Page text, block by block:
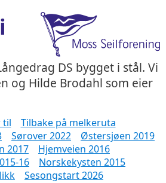
DS bygget i stål. Vi
og Hilde Brodahl som eier
til
Tilbake på melkeruta
Sørover 2022
Østersjøen 2019
2017
Hjemveien 2016
16
Norskekysten 2015
Sesongstart 2026